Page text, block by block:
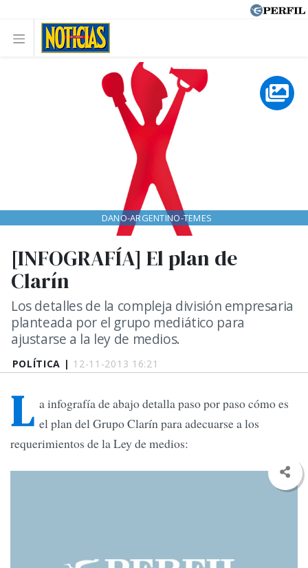
POLÍTICA | 12-11-2013 16:21
[INFOGRAFÍA] El plan de
Clarín
Los detalles de la compleja división empresaria
planteada por el grupo mediático para
ajustarse a la ley de medios.
DANO-ARGENTINO-TEMES
L a infografía de abajo detalla paso por paso cómo es
el plan del Grupo Clarín para adecuarse a los
requerimientos de la Ley de medios: